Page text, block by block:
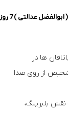
ها در
از روی صدا
بلبرینگ،